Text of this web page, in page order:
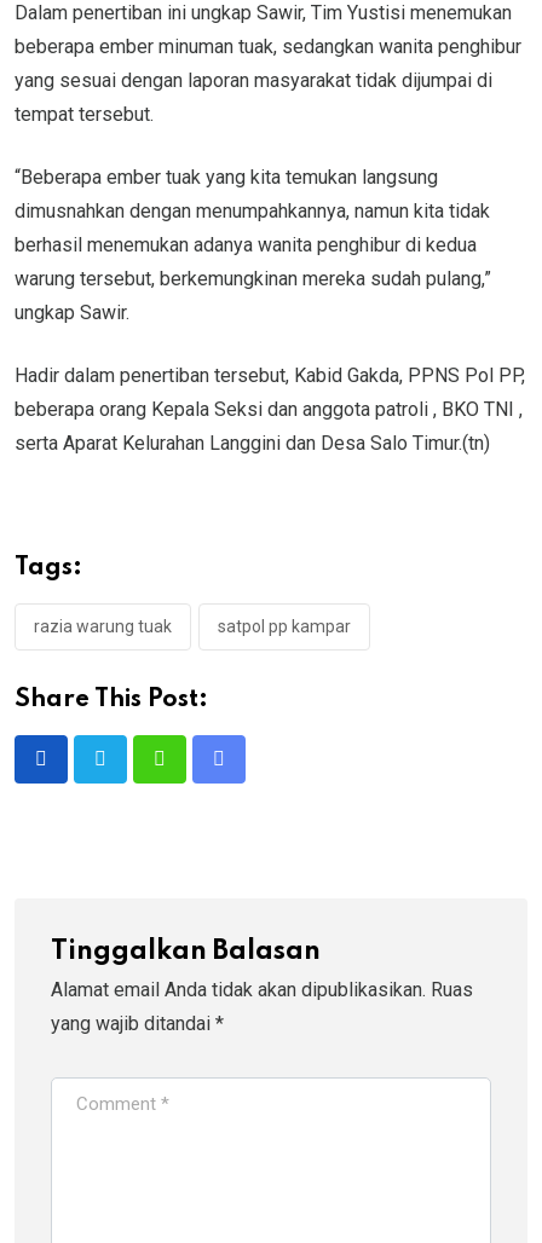
Dalam penertiban ini ungkap Sawir, Tim Yustisi menemukan
beberapa ember minuman tuak, sedangkan wanita penghibur
yang sesuai dengan laporan masyarakat tidak dijumpai di
tempat tersebut.
“Beberapa ember tuak yang kita temukan langsung
dimusnahkan dengan menumpahkannya, namun kita tidak
berhasil menemukan adanya wanita penghibur di kedua
warung tersebut, berkemungkinan mereka sudah pulang,”
ungkap Sawir.
Hadir dalam penertiban tersebut, Kabid Gakda, PPNS Pol PP,
beberapa orang Kepala Seksi dan anggota patroli , BKO TNI ,
serta Aparat Kelurahan Langgini dan Desa Salo Timur.(tn)
Tags:
razia warung tuak satpol pp kampar
Share This Post:
WhatsappShare
Tinggalkan Balasan
Alamat email Anda tidak akan dipublikasikan. Ruas
yang wajib ditandai *